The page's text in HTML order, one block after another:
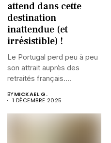
attend dans cette
destination
inattendue (et
irrésistible) !
Le Portugal perd peu à peu
son attrait auprès des
retraités français....
BYMICKAEL G.
1 DÉCEMBRE 2025